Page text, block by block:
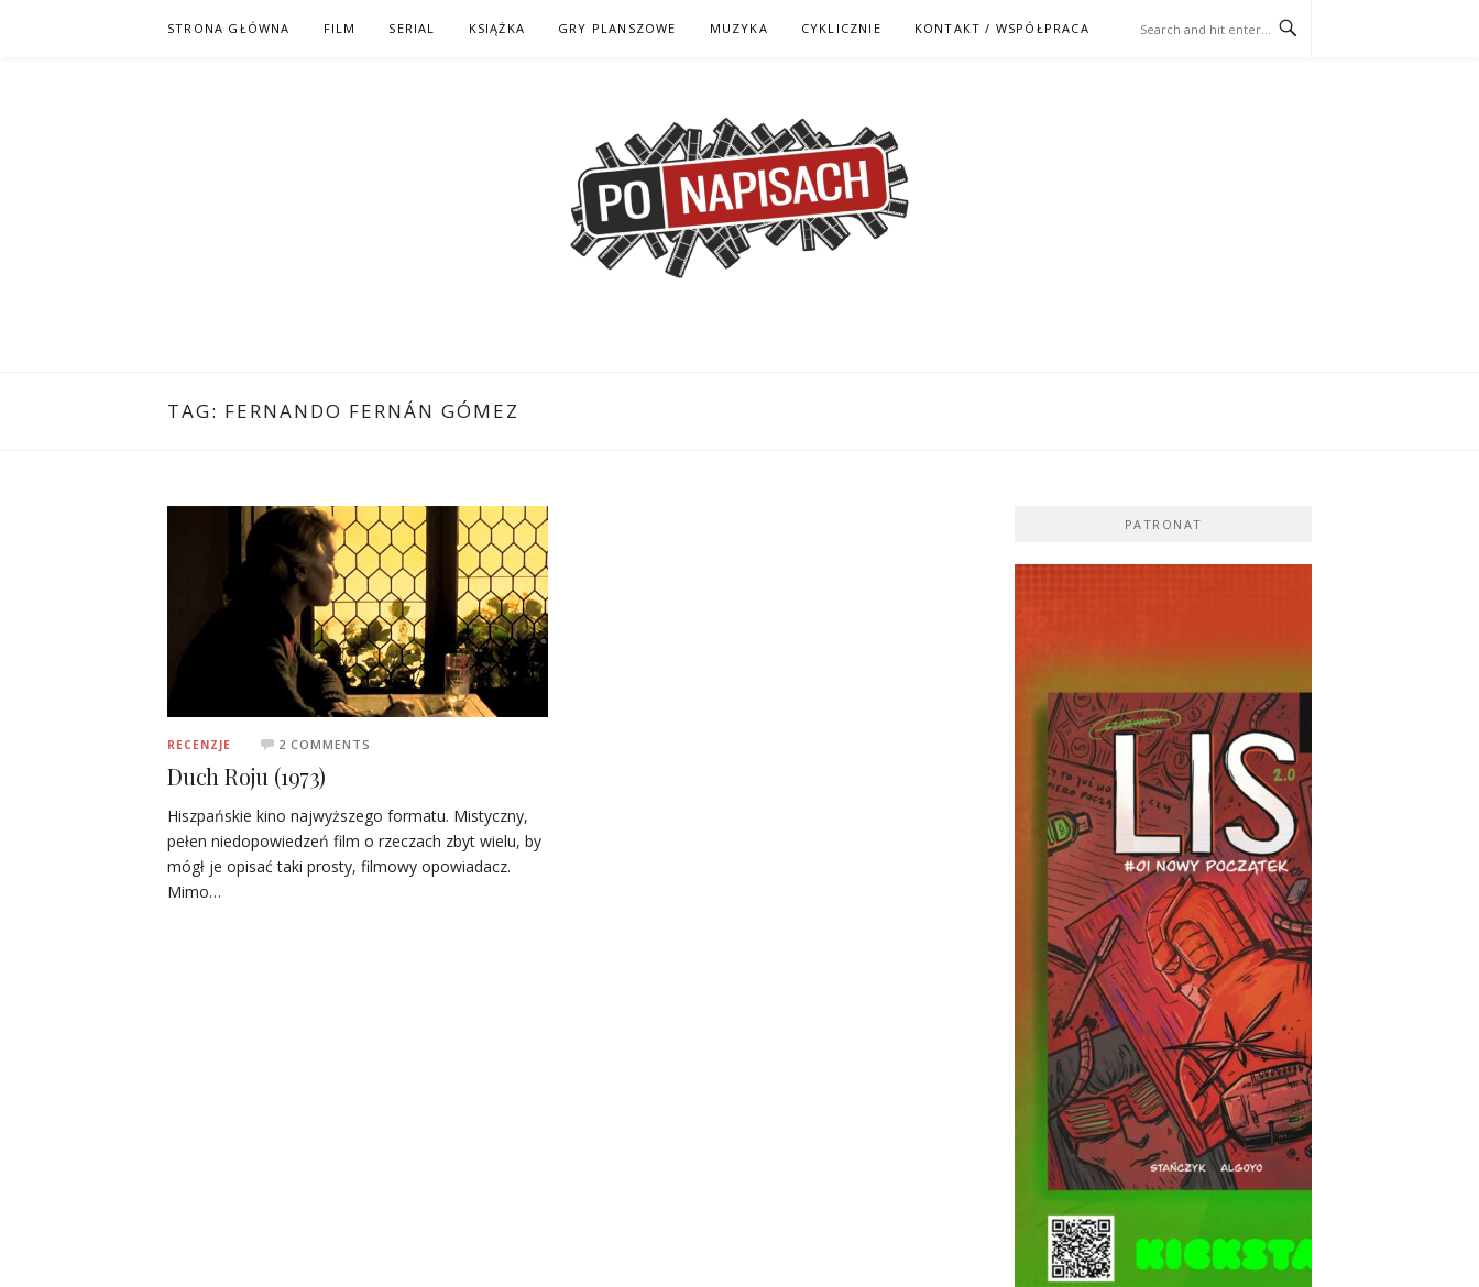
STRONA GŁÓWNA FILM SERIAL KSIĄŻKA GRY PLANSZOWE MUZYKA CYKLICZNIE KONTAKT / WSPÓŁPRACA
TAG: FERNANDO FERNÁN GÓMEZ
RECENZJE 2 COMMENTS
Duch Roju (1973)
Hiszpańskie kino najwyższego formatu. Mistyczny,
pełen niedopowiedzeń film o rzeczach zbyt wielu, by
mógł je opisać taki prosty, filmowy opowiadacz.
Mimo…
PATRONAT